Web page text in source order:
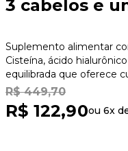
3 cabelos e
Suplemento alimentar
Cisteína, ácido
equilibrada que oferece
R$ 449,70
R$ 122,90ou 6x